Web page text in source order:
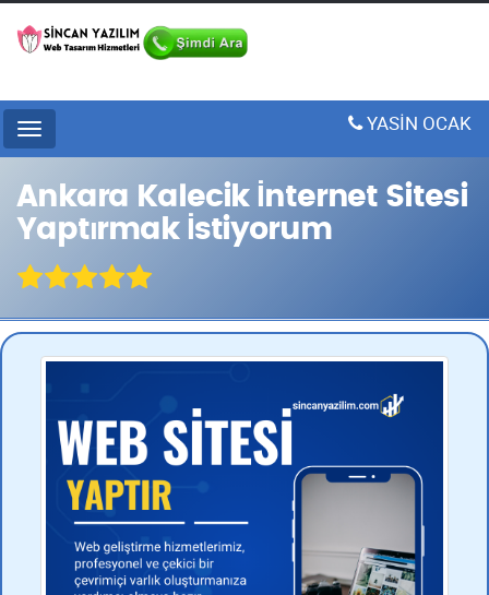
Menu YASİN OCAK
Ankara Kalecik İnternet Sitesi
Yaptırmak İstiyorum